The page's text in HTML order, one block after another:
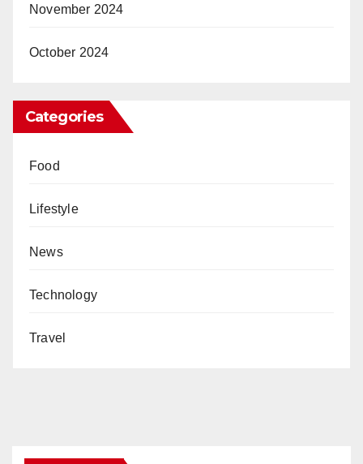
November 2024
October 2024
Categories
Food
Lifestyle
News
Technology
Travel